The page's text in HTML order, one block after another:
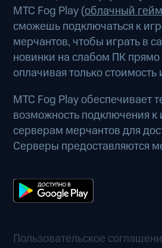
МТС Fog Play (облачный
сможешь подключаться к
мерчантов, чтобы играть в
новинки на слабом ПК прямо
оплачивая только стоимость
МТС Fog Play обеспечивает
возможность подключения
серверам мерчантов для
Серверы предоставляются
Пользовательское